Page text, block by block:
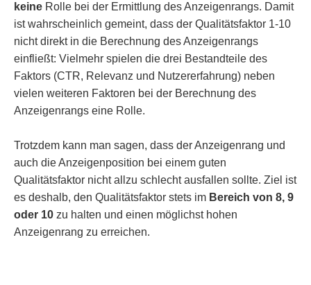
keine Rolle bei der Ermittlung des Anzeigenrangs. Damit
ist wahrscheinlich gemeint, dass der Qualitätsfaktor 1-10
nicht direkt in die Berechnung des Anzeigenrangs
einfließt: Vielmehr spielen die drei Bestandteile des
Faktors (CTR, Relevanz und Nutzererfahrung) neben
vielen weiteren Faktoren bei der Berechnung des
Anzeigenrangs eine Rolle.
Trotzdem kann man sagen, dass der Anzeigenrang und
auch die Anzeigenposition bei einem guten
Qualitätsfaktor nicht allzu schlecht ausfallen sollte. Ziel ist
es deshalb, den Qualitätsfaktor stets im Bereich von 8, 9
oder 10 zu halten und einen möglichst hohen
Anzeigenrang zu erreichen.